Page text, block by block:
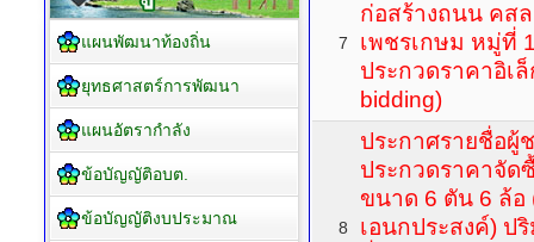
7
ก่อสร้างถนน คส
เพชรเกษม หมู่ที่
ประกวดราคาอิเ
bidding)
8
ประกาศรายชื่อผู้
ประกวดราคาจัด
ขนาด 6 ตัน 6 ล้อ
เอนกประสงค์) ป
แผนพัฒนาท้องถิ่น
ยุทธศาสตร์การพัฒนา
แผนอัตรากำลัง
ข้อบัญญัติอบต.
ข้อบัญญัติงบประมาณ